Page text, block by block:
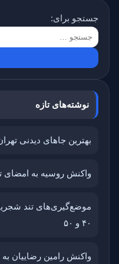
جستجو برای:
نوشته‌های تازه
بهترین جاهای دیدنی
واکنش روسیه به امضای
موضع‌گیری‌های تند
۴۰ و ۵۰
واکنش رامین رضاییان به